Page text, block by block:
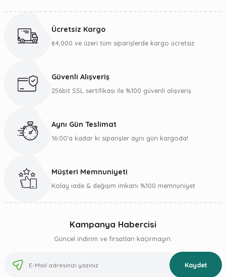
Ücretsiz Kargo
₺4,000 ve üzeri tüm siparişlerde kargo ücretsiz
Güvenli Alışveriş
256bit SSL sertifikası ile %100 güvenli alışveriş
Aynı Gün Teslimat
16:00’a kadar ki siparişler aynı gün kargoda!
Müşteri Memnuniyeti
Kolay iade & değişim imkanı %100 memnuniyet
Kampanya Habercisi
Güncel indirim ve fırsatları kaçırmayın.
Kaydet